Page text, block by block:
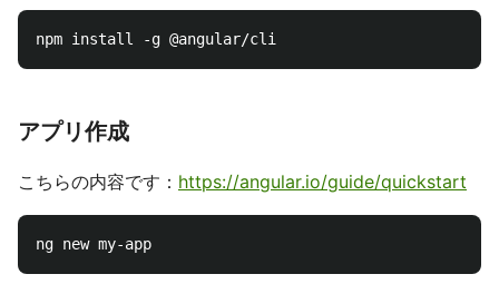
アプリ作成
こちらの内容です： https://angular.io/guide/quickstart